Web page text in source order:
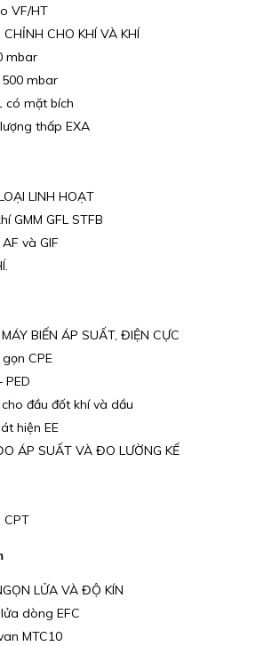
VF/HT
CHO KHÍ VÀ KHÍ
mbar
mbar
có mặt bích
thấp EXA
LINH HOẠT
GMM GFL STFB
và GIF
BIẾN ÁP SUẤT, ĐIỆN CỰC
CPE
PED
đầu đốt khí và dầu
hiện EE
ÁP SUẤT VÀ ĐO LƯỜNG KẾ
LỬA VÀ ĐỘ KÍN
dòng EFC
MTC10